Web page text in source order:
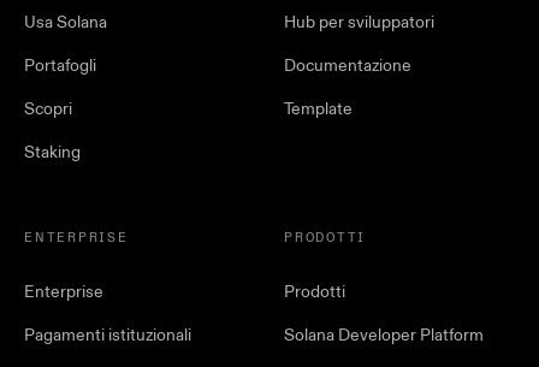
Usa Solana
Portafogli
Scopri
Staking
Hub per sviluppatori
Documentazione
Template
ENTERPRISE
Enterprise
Pagamenti istituzionali
PRODOTTI
Prodotti
Solana Developer Platform